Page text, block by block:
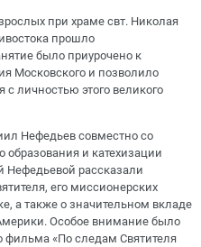
при храме свт. Николая
прошло
было приурочено к
Московского и позволило
личностью этого великого
Нефедьев совместно со
образования и катехизации
Нефедьевой рассказали
его миссионерских
а также о значительном вкладе
Особое внимание было
фильма «По следам Святителя